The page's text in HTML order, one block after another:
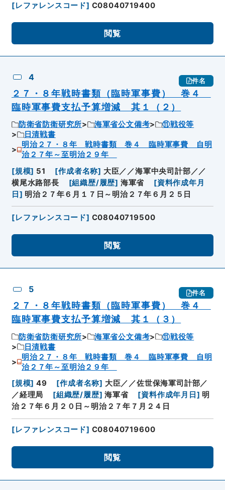
[レファレンスコード] C08040719400
閲覧
4 件名
２７・８年戦時書類（臨時軍事費） 巻４
臨時軍事費支払予算増減 其１（２）
防衛省防衛研究所 海軍省公文備考
⑪戦役等
日清戦書
明治２７・８年 戦時書類 巻４ 臨時軍事費 自明
治２７年～至明治２９年
[規模] 51 [作成者名称] 大臣／／海軍中央司計部／／
横尾水路部長
[組織歴/履歴] 海軍省 [資料作成年月
日 ] 明治２７年６月１７日～明治２７年６月２５日
[レファレンスコード] C08040719500
閲覧
5 件名
２７・８年戦時書類（臨時軍事費） 巻４
臨時軍事費支払予算増減 其１（３）
防衛省防衛研究所 海軍省公文備考
⑪戦役等
日清戦書
明治２７・８年 戦時書類 巻４ 臨時軍事費 自明
治２７年～至明治２９年
[規模] 49 [作成者名称] 大臣／／佐世保海軍司計部／
／経理局
[組織歴/履歴] 海軍省 [資料作成年月日 ] 明
治２７年６月２０日～明治２７年７月２４日
[レファレンスコード] C08040719600
閲覧